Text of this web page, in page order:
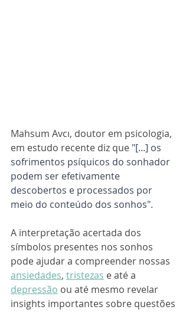
Mahsum Avcı, doutor em psicologia,
em estudo recente diz que "[...] os
sofrimentos psíquicos do sonhador
podem ser efetivamente
descobertos e processados ​​por
meio do conteúdo dos sonhos".
A interpretação acertada dos
símbolos presentes nos sonhos
pode ajudar a compreender nossas
ansiedades, tristezas e até a
depressão ou até mesmo revelar
insights importantes sobre questões